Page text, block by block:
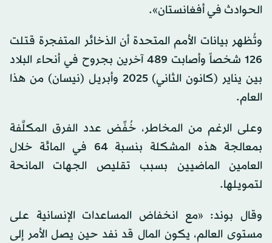
الحوادث في أفغانستان».
وتُظهر بيانات الأمم المتحدة أن الذخائر المتفجرة قتلت
126 شخصاً وأصابت 489 آخرين بجروح في أنحاء البلاد
بين يناير (كانون الثاني) 2025 وأبريل (نيسان) من هذا
العام.
وعلى الرغم من المخاطر، خُفِّض عدد الفرق المكلَّفة
بمعالجة هذه المشكلة بنسبة 64 في المائة خلال
العامين الماضيين بسبب تقليص الجهات المانحة
لتمويلها.
وقال بوند: «مع انخفاض المساعدات الإنسانية على
مستوى العالم، يكون المال قد نفد حين يصل الأمر إلى